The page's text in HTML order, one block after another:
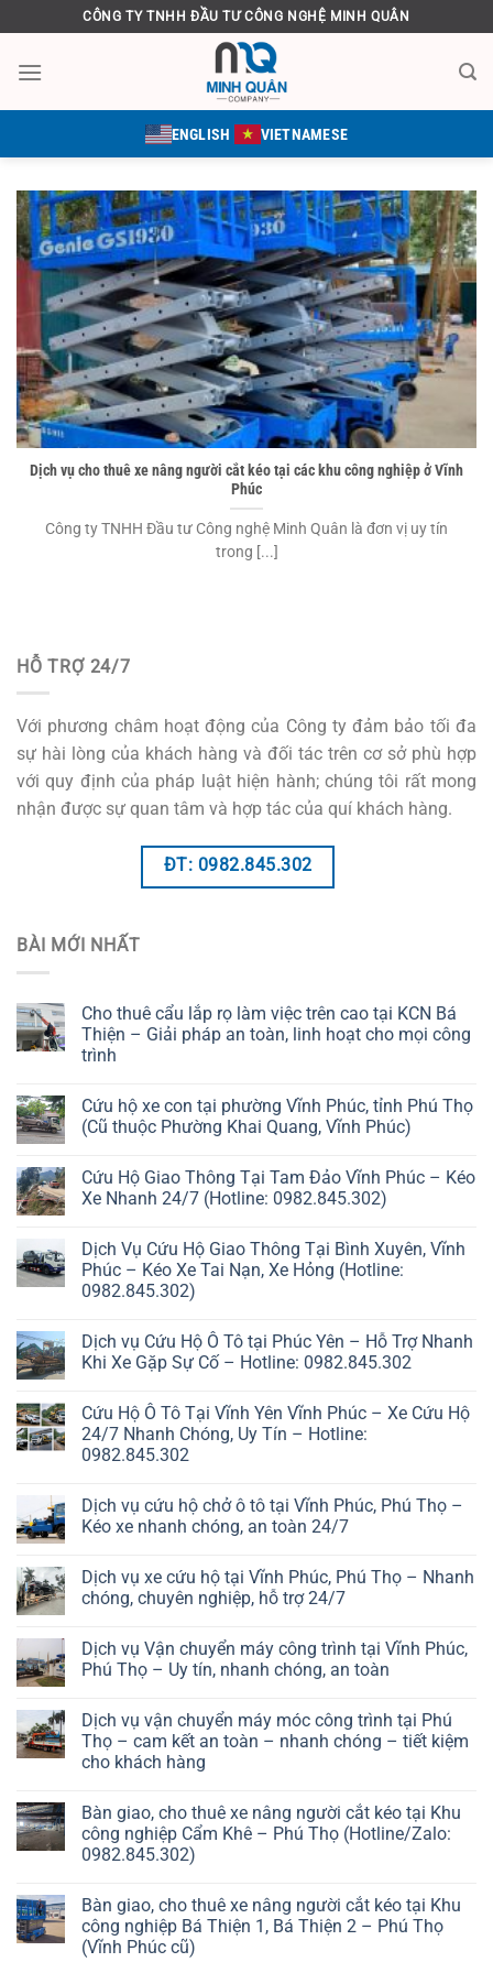
qua
nội
CÔNG TY TNHH ĐẦU TƯ CÔNG NGHỆ MINH QUÂN
ENGLISH VIETNAMESE
Dịch vụ cho thuê xe nâng người cắt kéo tại các khu công nghiệp ở Vĩnh
Phúc
Công ty TNHH Đầu tư Công nghệ Minh Quân là đơn vị uy tín
trong [...]
HỖ TRỢ 24/7
Với phương châm hoạt động của Công ty đảm bảo tối đa
sự hài lòng của khách hàng và đối tác trên cơ sở phù hợp
với quy định của pháp luật hiện hành; chúng tôi rất mong
nhận được sự quan tâm và hợp tác của quí khách hàng.
ĐT: 0982.845.302
BÀI MỚI NHẤT
Cho thuê cẩu lắp rọ làm việc trên cao tại KCN Bá
Thiện – Giải pháp an toàn, linh hoạt cho mọi công
trình
Cứu hộ xe con tại phường Vĩnh Phúc, tỉnh Phú Thọ
(Cũ thuộc Phường Khai Quang, Vĩnh Phúc)
Cứu Hộ Giao Thông Tại Tam Đảo Vĩnh Phúc – Kéo
Xe Nhanh 24/7 (Hotline: 0982.845.302)
Dịch Vụ Cứu Hộ Giao Thông Tại Bình Xuyên, Vĩnh
Phúc – Kéo Xe Tai Nạn, Xe Hỏng (Hotline:
0982.845.302)
Dịch vụ Cứu Hộ Ô Tô tại Phúc Yên – Hỗ Trợ Nhanh
Khi Xe Gặp Sự Cố – Hotline: 0982.845.302
Cứu Hộ Ô Tô Tại Vĩnh Yên Vĩnh Phúc – Xe Cứu Hộ
24/7 Nhanh Chóng, Uy Tín – Hotline:
0982.845.302
Dịch vụ cứu hộ chở ô tô tại Vĩnh Phúc, Phú Thọ –
Kéo xe nhanh chóng, an toàn 24/7
Dịch vụ xe cứu hộ tại Vĩnh Phúc, Phú Thọ – Nhanh
chóng, chuyên nghiệp, hỗ trợ 24/7
Dịch vụ Vận chuyển máy công trình tại Vĩnh Phúc,
Phú Thọ – Uy tín, nhanh chóng, an toàn
Dịch vụ vận chuyển máy móc công trình tại Phú
Thọ – cam kết an toàn – nhanh chóng – tiết kiệm
cho khách hàng
Bàn giao, cho thuê xe nâng người cắt kéo tại Khu
công nghiệp Cẩm Khê – Phú Thọ (Hotline/Zalo:
0982.845.302)
Bàn giao, cho thuê xe nâng người cắt kéo tại Khu
công nghiệp Bá Thiện 1, Bá Thiện 2 – Phú Thọ
(Vĩnh Phúc cũ)